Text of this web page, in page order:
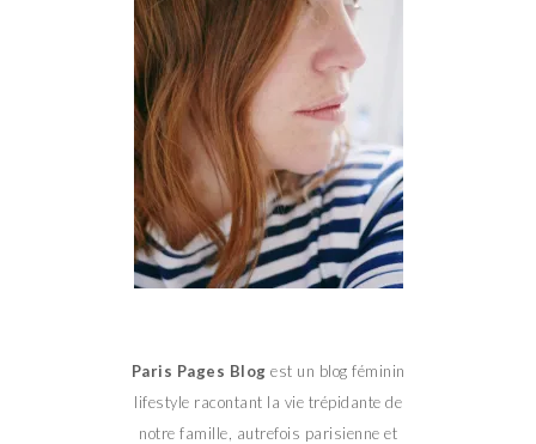
Paris Pages Blog est un blog féminin
lifestyle racontant la vie trépidante de
notre famille, autrefois parisienne et